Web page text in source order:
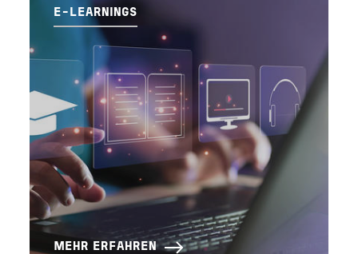
E-LEARNINGS
MEHR ERFAHREN